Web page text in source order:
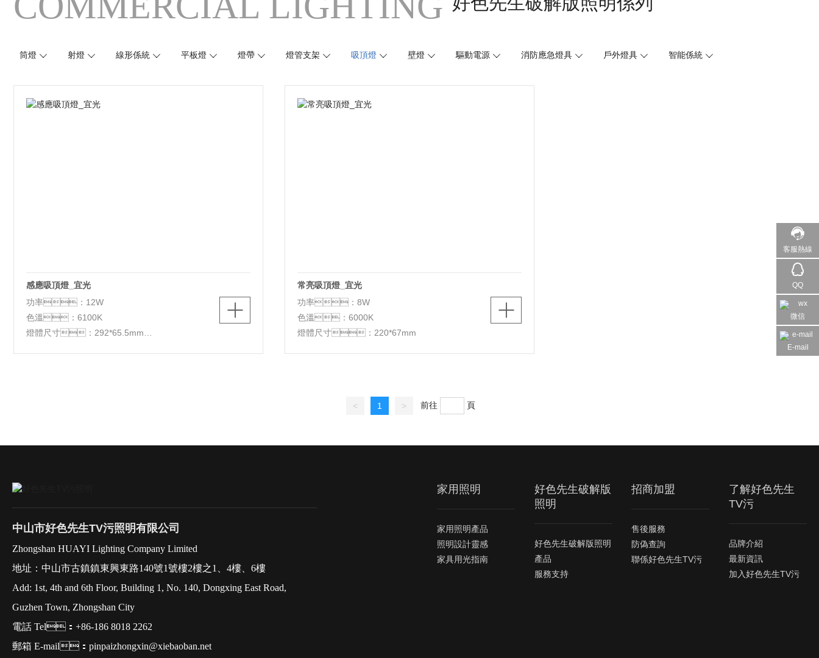
客服熱線
QQ
微信
E-mail
筒燈 射燈 線形係統 平板燈 燈帶 燈管支架 吸頂燈 壁燈 驅動電源 消防應急燈具 戶外燈具 智能係統
感應吸頂燈_宜光
功率：12W
色溫：6100K
燈體尺寸：292*65.5mm
常亮吸頂燈_宜光
功率：8W
色溫：6000K
< 1 > 前往 頁
中山市好色先生TV污照明有限公司
Zhongshan HUAYI Lighting Company Limited
地址：中山市古鎮鎮東興東路140號1號樓2樓之1、4樓、6樓
Add: 1st, 4th and 6th Floor, Building 1, No. 140, Dongxing East Road,
Guzhen Town, Zhongshan City
電話 Tel：+86-186 8018 2262
郵箱 E-mail：pinpaizhongxin@xiebaoban.net
家用照明
家用照明產品
照明設計靈感
家具用光指南
好色先生破解版
照明
好色先生破解版照明
產品
服務支持
招商加盟
售後服務
防偽查詢
聯係好色先生TV污
了解好色先生
TV污
品牌介紹
最新資訊
加入好色先生TV污